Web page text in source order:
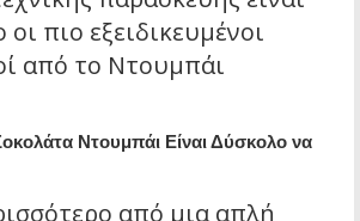
πιο εξειδικευμένοι
από το Ντουμπάι
Ντουμπάι Είναι Δύσκολο να
από μια απλή